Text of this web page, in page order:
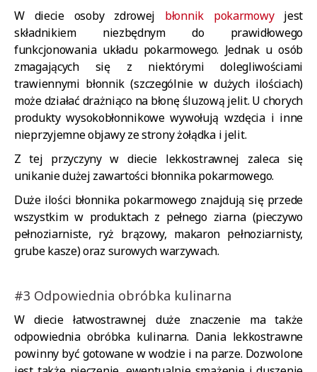
W diecie osoby zdrowej błonnik pokarmowyjest
składnikiem niezbędnym do prawidłowego
funkcjonowania układu pokarmowego. Jednak u osób
zmagających się z niektórymi dolegliwościami
trawiennymi błonnik (szczególnie w dużych ilościach)
może działać drażniąco na błonę śluzową jelit. U chorych
produkty wysokobłonnikowe wywołują wzdęcia i inne
nieprzyjemne objawy ze strony żołądka i jelit.
Z tej przyczyny w diecie lekkostrawnej zaleca się
unikanie dużej zawartości błonnika pokarmowego.
Duże ilości błonnika pokarmowego znajdują się przede
wszystkim w produktach z pełnego ziarna (pieczywo
pełnoziarniste, ryż brązowy, makaron pełnoziarnisty,
grube kasze) oraz surowych warzywach.
#3 Odpowiednia obróbka kulinarna
W diecie łatwostrawnej duże znaczenie ma także
odpowiednia obróbka kulinarna. Dania lekkostrawne
powinny być gotowane w wodzie i na parze. Dozwolone